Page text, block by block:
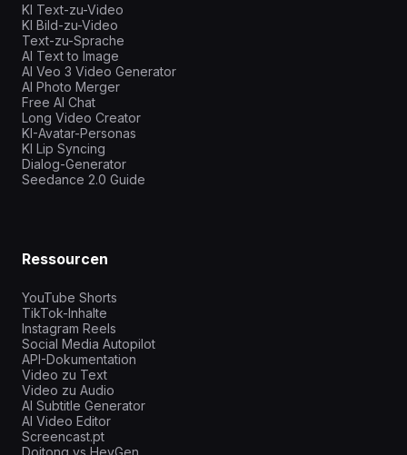
KI Text-zu-Video
KI Bild-zu-Video
Text-zu-Sprache
AI Text to Image
AI Veo 3 Video Generator
AI Photo Merger
Free AI Chat
Long Video Creator
KI-Avatar-Personas
KI Lip Syncing
Dialog-Generator
Seedance 2.0 Guide
Ressourcen
YouTube Shorts
TikTok-Inhalte
Instagram Reels
Social Media Autopilot
API-Dokumentation
Video zu Text
Video zu Audio
AI Subtitle Generator
AI Video Editor
Screencast.pt
Doitong vs HeyGen